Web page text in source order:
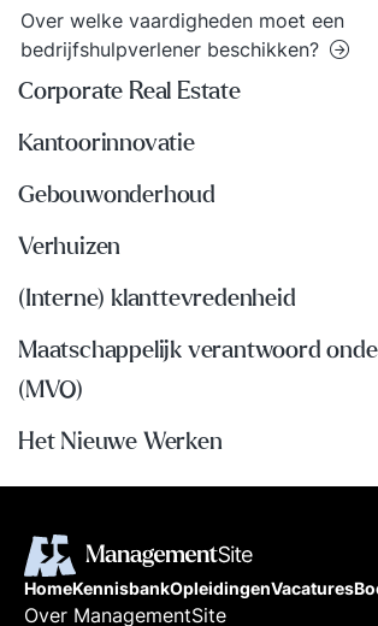
Over welke vaardigheden moet een
bedrijfshulpverlener beschikken?
Corporate Real Estate
Kantoorinnovatie
Gebouwonderhoud
Verhuizen
(Interne) klanttevredenheid
Maatschappelijk verantwoord
(MVO)
Het Nieuwe Werken
HomeKennisbankOpleidingenVacatures
Over ManagementSite